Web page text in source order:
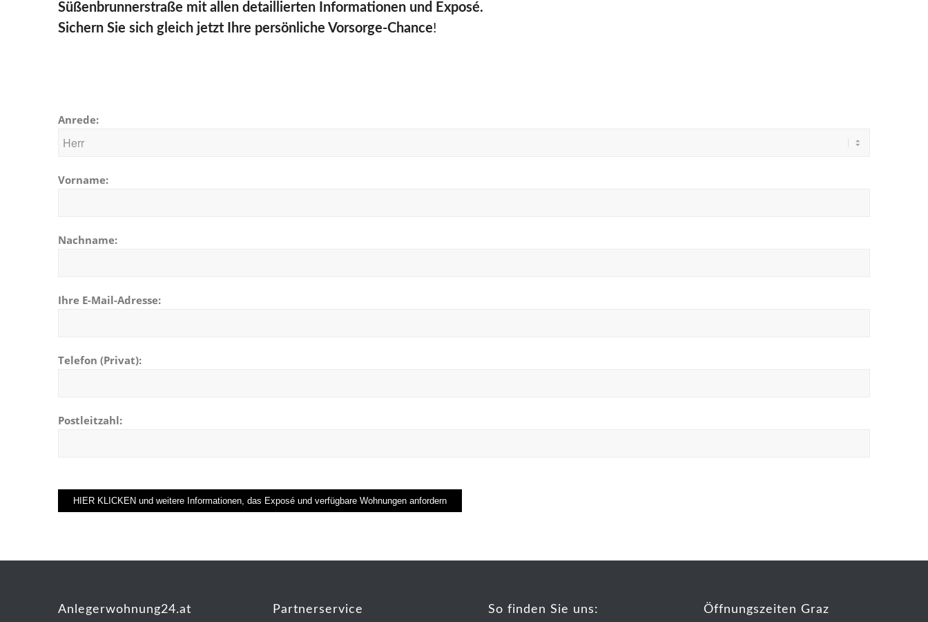
Süßenbrunnerstraße mit allen detaillierten Informationen und Exposé.
Sichern Sie sich gleich jetzt Ihre persönliche Vorsorge-Chance!
Anrede:
Vorname:
Nachname:
Ihre E-Mail-Adresse:
Telefon (Privat):
Postleitzahl:
Anlegerwohnung24.at Partnerservice So finden Sie uns: Öffnungszeiten Graz